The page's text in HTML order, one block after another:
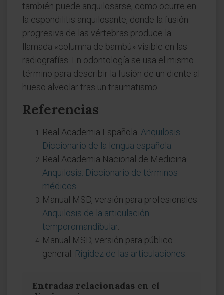
también puede anquilosarse, como ocurre en
la espondilitis anquilosante, donde la fusión
progresiva de las vértebras produce la
llamada «columna de bambú» visible en las
radiografías. En odontología se usa el mismo
término para describir la fusión de un diente al
hueso alveolar tras un traumatismo.
Referencias
Real Academia Española. Anquilosis.
Diccionario de la lengua española
Real Academia Nacional de Medicina.
Anquilosis. Diccionario de términos
médicos
Manual MSD, versión para profesionales.
Anquilosis de la articulación
temporomandibular
Manual MSD, versión para público
general. Rigidez de las articulaciones
Entradas relacionadas en el